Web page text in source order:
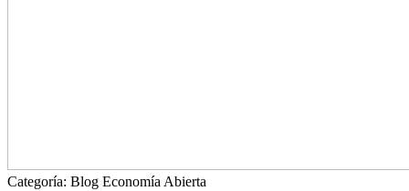
Categoría: Blog Economía Abierta